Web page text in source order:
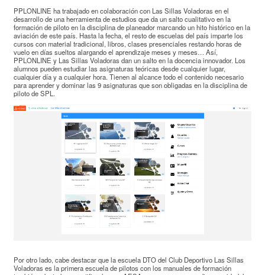
PPLONLINE ha trabajado en colaboración con Las Sillas Voladoras en el
desarrollo de una herramienta de estudios que da un salto cualitativo en la
formación de piloto en la disciplina de planeador marcando un hito histórico en la
aviación de este país. Hasta la fecha, el resto de escuelas del país imparte los
cursos con material tradicional, libros, clases presenciales restando horas de
vuelo en días sueltos alargando el aprendizaje meses y meses… Así,
PPLONLINE y Las Sillas Voladoras dan un salto en la docencia innovador. Los
alumnos pueden estudiar las asignaturas teóricas desde cualquier lugar,
cualquier día y a cualquier hora. Tienen al alcance todo el contenido necesario
para aprender y dominar las 9 asignaturas que son obligadas en la disciplina de
piloto de SPL.
Por otro lado, cabe destacar que la escuela DTO del Club Deportivo Las Sillas
Voladoras es la primera escuela de pilotos con los manuales de formación